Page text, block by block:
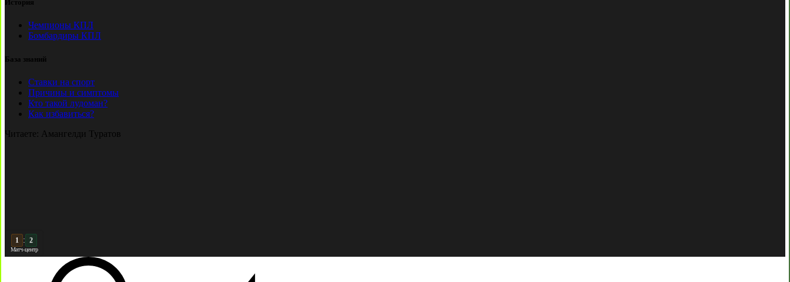
История
Чемпионы КПЛ
Бомбардиры КПЛ
База знаний
Ставки на спорт
Причины и симптомы
Кто такой лудоман?
Как избавиться?
Читаете: Амангелди Туратов
: 2
Матч-центр